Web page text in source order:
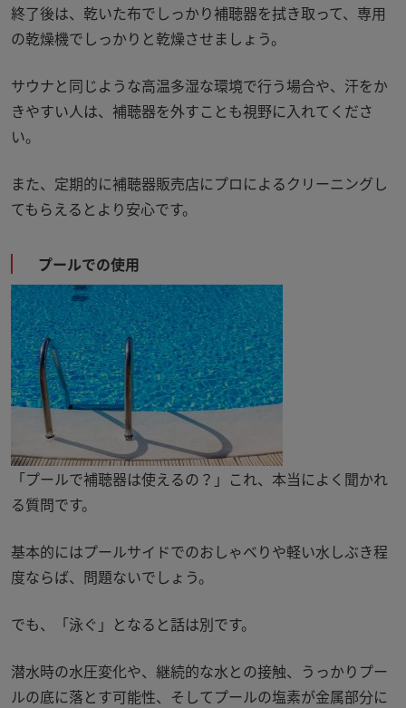
終了後は、乾いた布でしっかり補聴器を拭き取って、専用
の乾燥機でしっかりと乾燥させましょう。
サウナと同じような高温多湿な環境で行う場合や、汗をか
きやすい人は、補聴器を外すことも視野に入れてくださ
い。
また、定期的に補聴器販売店にプロによるクリーニングし
てもらえるとより安心です。
プールでの使用
「プールで補聴器は使えるの？」これ、本当によく聞かれ
る質問です。
基本的にはプールサイドでのおしゃべりや軽い水しぶき程
度ならば、問題ないでしょう。
でも、「泳ぐ」となると話は別です。
潜水時の水圧変化や、継続的な水との接触、うっかりプー
ルの底に落とす可能性、そしてプールの塩素が金属部分に